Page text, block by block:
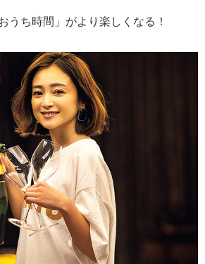
うち時間」がより楽しくなる！